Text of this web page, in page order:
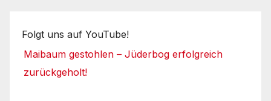
Folgt uns auf YouTube!
Maibaum gestohlen – Jüderbog erfolgreich
zurückgeholt!